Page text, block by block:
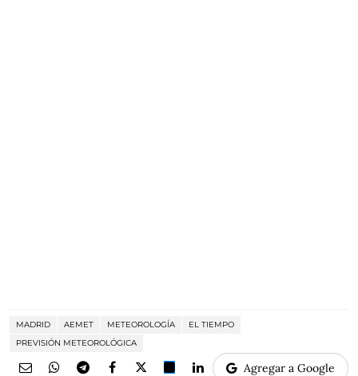
MADRID AEMET METEOROLOGÍA
EL TIEMPO
PREVISIÓN METEOROLÓGICA
Agregar a Google